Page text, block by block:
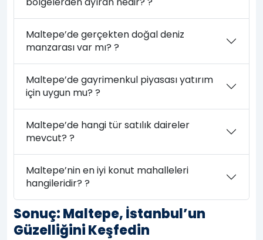
Maltepe’de gerçekten doğal deniz
manzarası var mı? ?
Maltepe’de gayrimenkul piyasası yatırım
için uygun mu? ?
Maltepe’de hangi tür satılık daireler
mevcut? ?
Maltepe’nin en iyi konut mahalleleri
hangileridir? ?
Sonuç: Maltepe, İstanbul’un
Güzelliğini Keşfedin